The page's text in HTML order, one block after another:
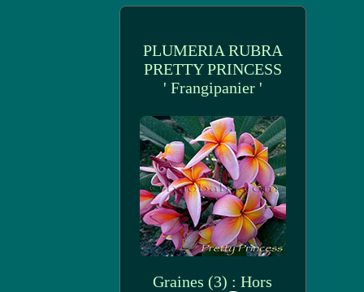
PLUMERIA RUBRA
PRETTY PRINCESS
' Frangipanier '
Graines (3) : Hors